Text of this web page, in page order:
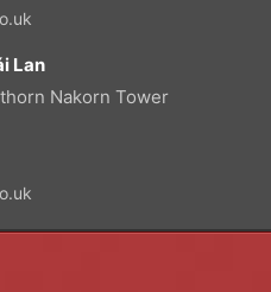
Lan
Nakorn Tower